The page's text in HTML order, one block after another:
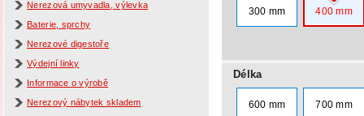
Nerezová umyvadla, výlevka
Baterie, sprchy
Nerezové digestoře
Výdejní linky
Informace o výrobě
Nerezový nábytek skladem
300 mm 400 mm
Délka
600 mm 700 mm